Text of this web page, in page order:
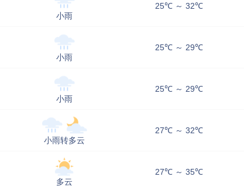
小雨
25℃ ～ 32℃
小雨
25℃ ～ 29℃
小雨
25℃ ～ 29℃
小雨转多云
27℃ ～ 32℃
多云
27℃ ～ 35℃